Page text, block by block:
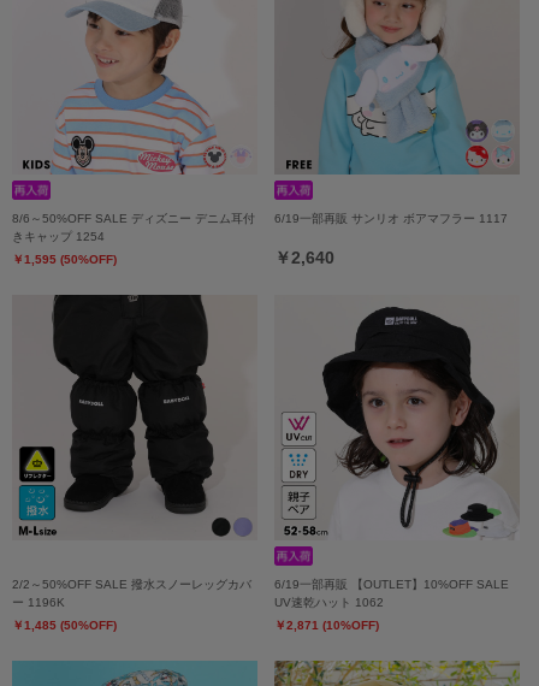
8/6～50%OFF SALE ディズニー デニム耳付
きキャップ 1254
￥1,595 (50%OFF)
6/19一部再販 サンリオ ボアマフラー 1117
￥2,640
2/2～50%OFF SALE 撥水スノーレッグカバ
ー 1196K
￥1,485 (50%OFF)
6/19一部再販 【OUTLET】10%OFF SALE
UV速乾ハット 1062
￥2,871 (10%OFF)